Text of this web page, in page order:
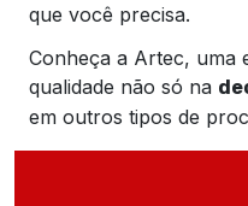
que você precisa.
Conheça a Artec, uma
qualidade não só na
em outros tipos de